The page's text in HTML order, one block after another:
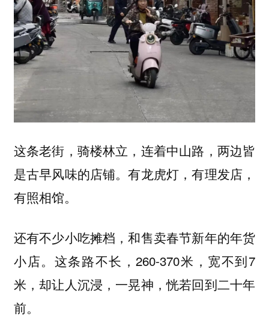
这条老街，骑楼林立，连着中山路，两边皆
是古早风味的店铺。有龙虎灯，有理发店，
有照相馆。
还有不少小吃摊档，和售卖春节新年的年货
小店。这条路不长，260-370米，宽不到7
米，却让人沉浸，一晃神，恍若回到二十年
前。